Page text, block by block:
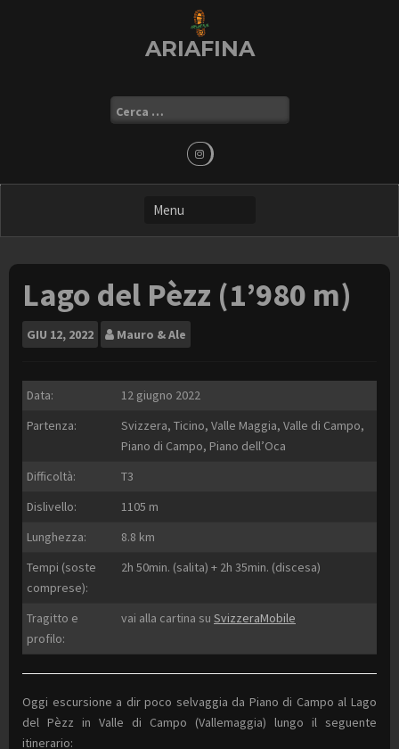
ARIAFINA
Ricerca
per:
Lago del Pèzz (1’980 m)
GIU 12, 2022 Mauro & Ale
Data:
12 giugno 2022
Partenza:
Svizzera, Ticino, Valle Maggia, Valle di Campo,
Piano di Campo, Piano dell’Oca
Difficoltà:
T3
Dislivello:
1105 m
Lunghezza:
8.8 km
Tempi (soste
comprese):
2h 50min. (salita) + 2h 35min. (discesa)
Tragitto e
profilo:
vai alla cartina su SvizzeraMobile
Oggi escursione a dir poco selvaggia da Piano di Campo al Lago
del Pèzz in Valle di Campo (Vallemaggia) lungo il seguente
itinerario: